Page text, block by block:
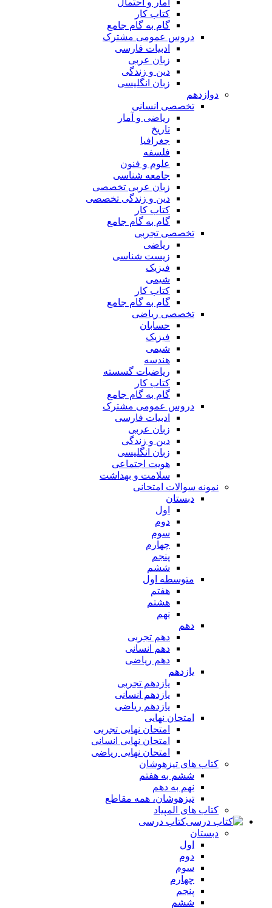
آمار و احتمال
کتاب کار
گام به گام جامع
دروس عمومی مشترک
ادبیات فارسی
زبان عربی
دین و زندگی
زبان انگلیسی
دوازدهم
تخصصی انسانی
ریاضی و آمار
تاریخ
جغرافیا
فلسفه
علوم و فنون
جامعه شناسی
زبان عربی تخصصی
دین و زندگی تخصصی
کتاب کار
گام به گام جامع
تخصصی تجربی
ریاضی
زیست شناسی
فیزیک
شیمی
کتاب کار
گام به گام جامع
تخصصی ریاضی
حسابان
فیزیک
شیمی
هندسه
ریاضیات گسسته
کتاب کار
گام به گام جامع
دروس عمومی مشترک
ادبیات فارسی
زبان عربی
دین و زندگی
زبان انگلیسی
هویت اجتماعی
سلامت و بهداشت
نمونه سوالات امتحانی
دبستان
اول
دوم
سوم
چهارم
پنجم
ششم
متوسطه اول
هفتم
هشتم
نهم
دهم
دهم تجربی
دهم انسانی
دهم ریاضی
یازدهم
یازدهم تجربی
یازدهم انسانی
یازدهم ریاضی
امتحان نهایی
امتحان نهایی تجربی
امتحان نهایی انسانی
امتحان نهایی ریاضی
کتاب های تیزهوشان
ششم به هفتم
نهم به دهم
تیزهوشان، همه مقاطع
کتاب های المپیاد
کتاب درسی
دبستان
اول
دوم
سوم
چهارم
پنجم
ششم